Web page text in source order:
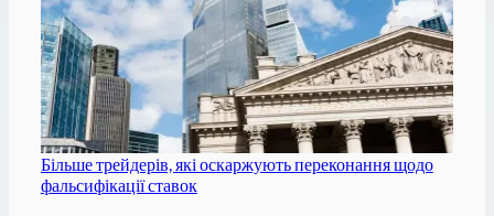
Більше трейдерів, які оскаржують переконання щодо
фальсифікації ставок